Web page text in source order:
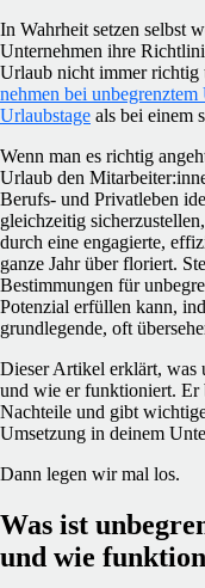
In Wahrheit setzen selbst
Unternehmen ihre
Urlaub nicht immer richtig
nehmen bei
Urlaubstage als bei einem
Wenn man es richtig
Urlaub den
Berufs- und Privatleben
gleichzeitig
durch eine engagierte,
ganze Jahr über floriert.
Bestimmungen für
Potenzial erfüllen kann,
grundlegende, oft
Dieser Artikel erklärt, was
und wie er funktioniert. Er
Nachteile und gibt
Umsetzung in deinem
Dann legen wir mal los.
Was ist
und wie